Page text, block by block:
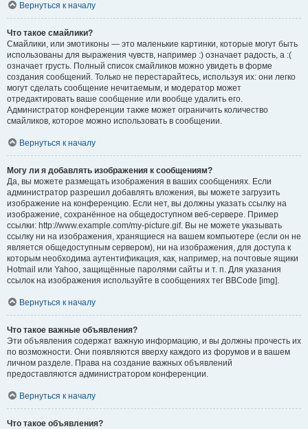
Вернуться к началу
Что такое смайлики?
Смайлики, или эмотиконы — это маленькие картинки, которые могут быть
использованы для выражения чувств, например :) означает радость, а :(
означает грусть. Полный список смайликов можно увидеть в форме
создания сообщений. Только не перестарайтесь, используя их: они легко
могут сделать сообщение нечитаемым, и модератор может
отредактировать ваше сообщение или вообще удалить его.
Администратор конференции также может ограничить количество
смайликов, которое можно использовать в сообщении.
Вернуться к началу
Могу ли я добавлять изображения к сообщениям?
Да, вы можете размещать изображения в ваших сообщениях. Если
администратор разрешил добавлять вложения, вы можете загрузить
изображение на конференцию. Если нет, вы должны указать ссылку на
изображение, сохранённое на общедоступном веб-сервере. Пример
ссылки: http://www.example.com/my-picture.gif. Вы не можете указывать
ссылку ни на изображения, хранящиеся на вашем компьютере (если он не
является общедоступным сервером), ни на изображения, для доступа к
которым необходима аутентификация, как, например, на почтовые ящики
Hotmail или Yahoo, защищённые паролями сайты и т. п. Для указания
ссылок на изображения используйте в сообщениях тег BBCode [img].
Вернуться к началу
Что такое важные объявления?
Эти объявления содержат важную информацию, и вы должны прочесть их
по возможности. Они появляются вверху каждого из форумов и в вашем
личном разделе. Права на создание важных объявлений
предоставляются администратором конференции.
Вернуться к началу
Что такое объявления?